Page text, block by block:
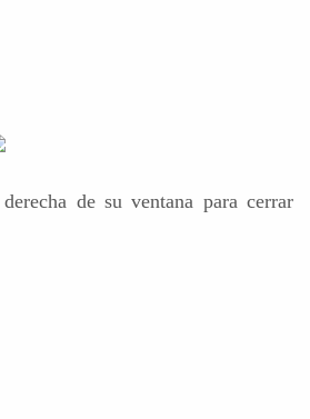
de su ventana para cerrar